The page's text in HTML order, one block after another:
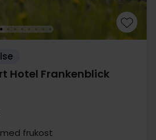
Hotel Frankenblick
frukost